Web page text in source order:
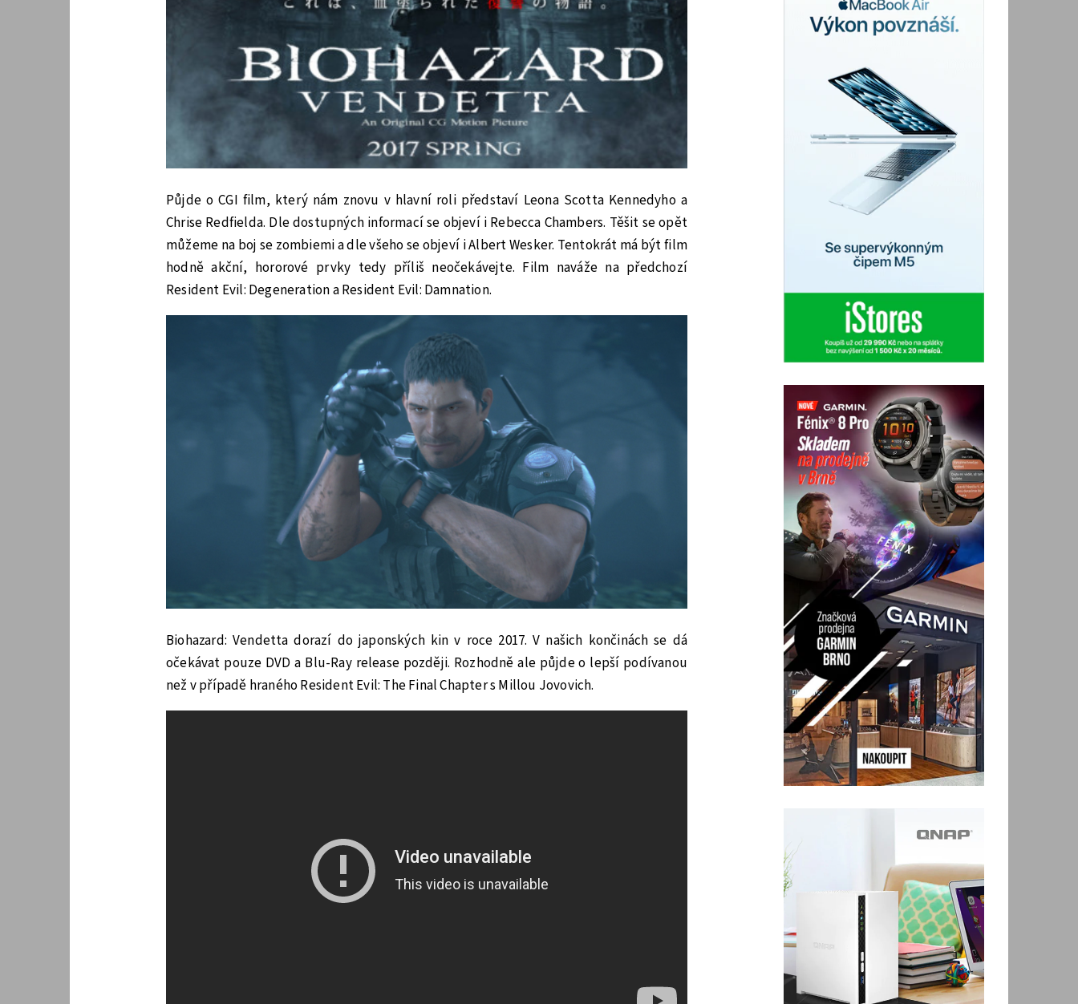
Půjde o CGI film, který nám znovu v hlavní roli představí Leona Scotta Kennedyho a
Chrise Redfielda. Dle dostupných informací se objeví i Rebecca Chambers. Těšit se opět
můžeme na boj se zombiemi a dle všeho se objeví i Albert Wesker. Tentokrát má být film
hodně akční, hororové prvky tedy příliš neočekávejte. Film naváže na předchozí
Resident Evil: Degeneration a Resident Evil: Damnation.
Biohazard: Vendetta dorazí do japonských kin v roce 2017. V našich končinách se dá
očekávat pouze DVD a Blu-Ray release později. Rozhodně ale půjde o lepší podívanou
než v případě hraného Resident Evil: The Final Chapter s Millou Jovovich.